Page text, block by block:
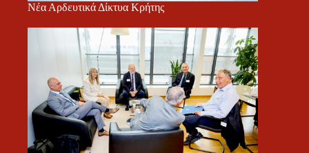
Νέα Αρδευτικά Δίκτυα Κρήτης